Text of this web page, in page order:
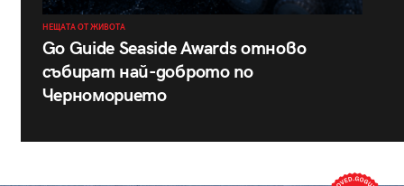
НЕЩАТА ОТ ЖИВОТА
Go Guide Seaside Awards отново
събират най-доброто по
Черноморието